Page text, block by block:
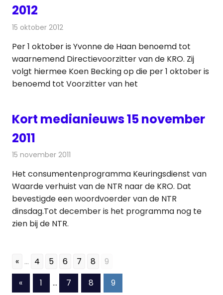
2012
15 oktober 2012
Per 1 oktober is Yvonne de Haan benoemd tot
waarnemend Directievoorzitter van de KRO. Zij
volgt hiermee Koen Becking op die per 1 oktober is
benoemd tot Voorzitter van het
Kort medianieuws 15 november
2011
15 november 2011
Het consumentenprogramma Keuringsdienst van
Waarde verhuist van de NTR naar de KRO. Dat
bevestigde een woordvoerder van de NTR
dinsdag.Tot december is het programma nog te
zien bij de NTR.
« ... 4 5 6 7 8 9
Berichten
«Vorige1 … 7 8 9